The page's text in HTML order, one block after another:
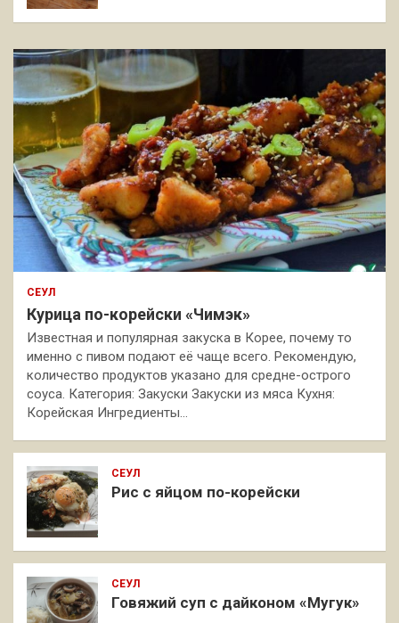
СЕУЛ
Курица по-корейски «Чимэк»
Известная и популярная закуска в Корее, почему то
именно с пивом подают её чаще всего. Рекомендую,
количество продуктов указано для средне-острого
соуса. Категория: Закуски Закуски из мяса Кухня:
Корейская Ингредиенты…
СЕУЛ
Рис с яйцом по-корейски
СЕУЛ
Говяжий суп с дайконом «Мугук»